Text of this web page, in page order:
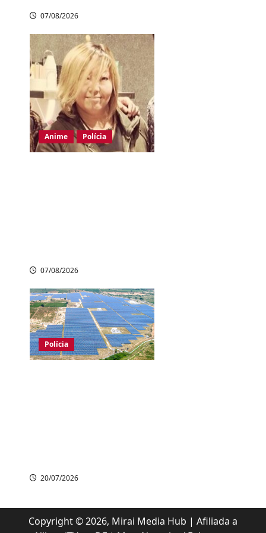
07/08/2026
Anime Polícia
07/08/2026
Polícia
20/07/2026
Copyright © 2026, Mirai Media Hub | Afiliada a